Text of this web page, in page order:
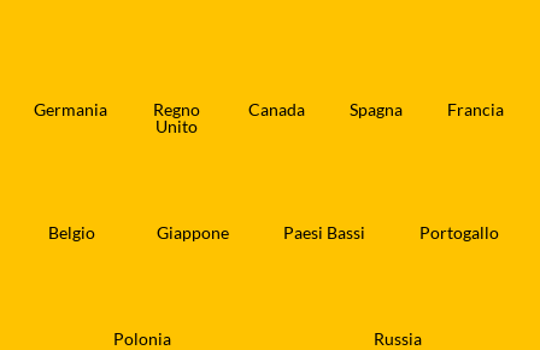
Germania
Regno
Unito
Canada Spagna Francia
Belgio Giappone Paesi Bassi Portogallo
Polonia Russia